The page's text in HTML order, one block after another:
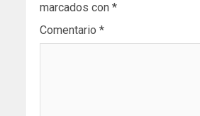
marcados con *
Comentario *